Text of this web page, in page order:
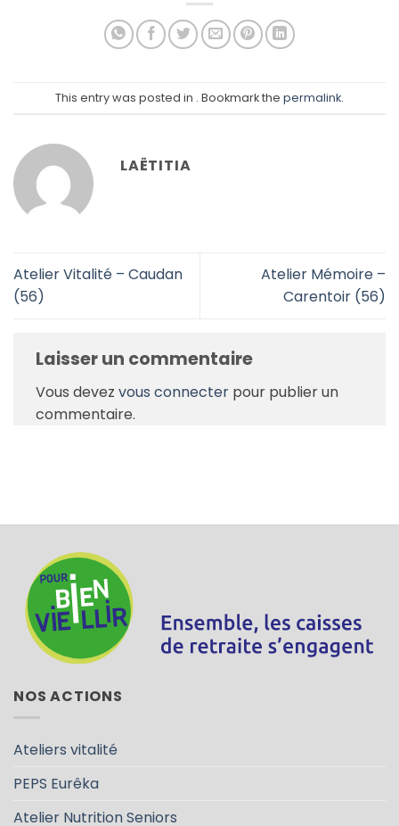
This entry was posted in . Bookmark the permalink.
LAËTITIA
Atelier Vitalité – Caudan
(56)
Atelier Mémoire –
Carentoir (56)
Laisser un commentaire
Vous devez vous connecter pour publier un
commentaire.
NOS ACTIONS
Ateliers vitalité
PEPS Eurêka
Atelier Nutrition Seniors